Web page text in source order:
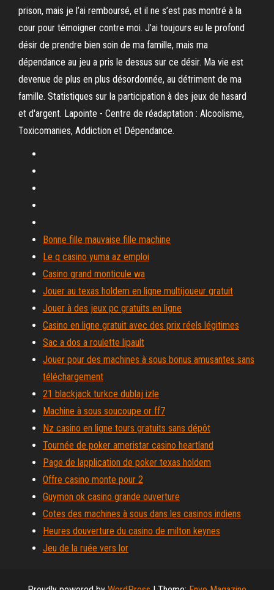
prison, mais je l’ai remboursé, et il ne s’est pas montré à la
cour pour témoigner contre moi. J’ai toujours eu le profond
désir de prendre bien soin de ma famille, mais ma
dépendance au jeu a pris le dessus sur ce désir. Ma vie est
devenue de plus en plus désordonnée, au détriment de ma
famille. Statistiques sur la participation à des jeux de hasard
et d'argent. Lapointe - Centre de réadaptation : Alcoolisme,
Toxicomanies, Addiction et Dépendance.
Bonne fille mauvaise fille machine
Le q casino yuma az emploi
Casino grand monticule wa
Jouer au texas holdem en ligne multijoueur gratuit
Jouer à des jeux pc gratuits en ligne
Casino en ligne gratuit avec des prix réels légitimes
Sac a dos a roulette lipault
Jouer pour des machines à sous bonus amusantes sans
téléchargement
21 blackjack turkce dublaj izle
Machine à sous soucoupe or ff7
Nz casino en ligne tours gratuits sans dépôt
Tournée de poker ameristar casino heartland
Page de lapplication de poker texas holdem
Offre casino monte pour 2
Guymon ok casino grande ouverture
Cotes des machines à sous dans les casinos indiens
Heures douverture du casino de milton keynes
Jeu de la ruée vers lor